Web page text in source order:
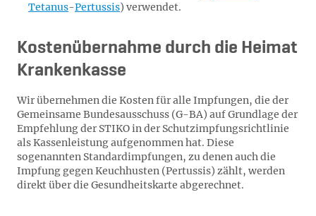
Tetanus-Pertussis) verwendet.
Kostenübernahme durch die Heimat
Krankenkasse
Wir übernehmen die Kosten für alle Impfungen, die der
Gemeinsame Bundesausschuss (G-BA) auf Grundlage der
Empfehlung der STIKO in der Schutzimpfungsrichtlinie
als Kassenleistung aufgenommen hat. Diese
sogenannten Standardimpfungen, zu denen auch die
Impfung gegen Keuchhusten (Pertussis) zählt, werden
direkt über die Gesundheitskarte abgerechnet.